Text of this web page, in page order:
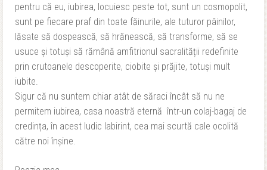
pentru că eu, iubirea, locuiesc peste tot, sunt un cosmopolit,
sunt pe fiecare praf din toate făinurile, ale tuturor pâinilor,
lăsate să dospească, să hrănească, să transforme, să se
usuce și totuși să rămână amfitrionul sacralității redefinite
prin crutoanele descoperite, ciobite și prăjite, totuși mult
iubite.
Sigur că nu suntem chiar atât de săraci încât să nu ne
permitem iubirea, casa noastră eternă într-un colaj-bagaj de
credința, în acest ludic labirint, cea mai scurtă cale ocolită
către noi înșine.